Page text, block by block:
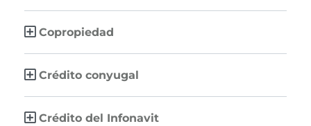
Copropiedad
Crédito conyugal
Crédito del Infonavit